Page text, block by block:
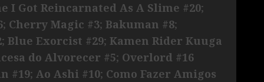
I Got Reincarnated As A Slime #20;
; Cherry Magic #3; Bakuman #8;
; Blue Exorcist #29; Kamen Rider Kuuga
do Alvorecer #5; Overlord #16
#19; Ao Ashi #10; Como Fazer Amigos